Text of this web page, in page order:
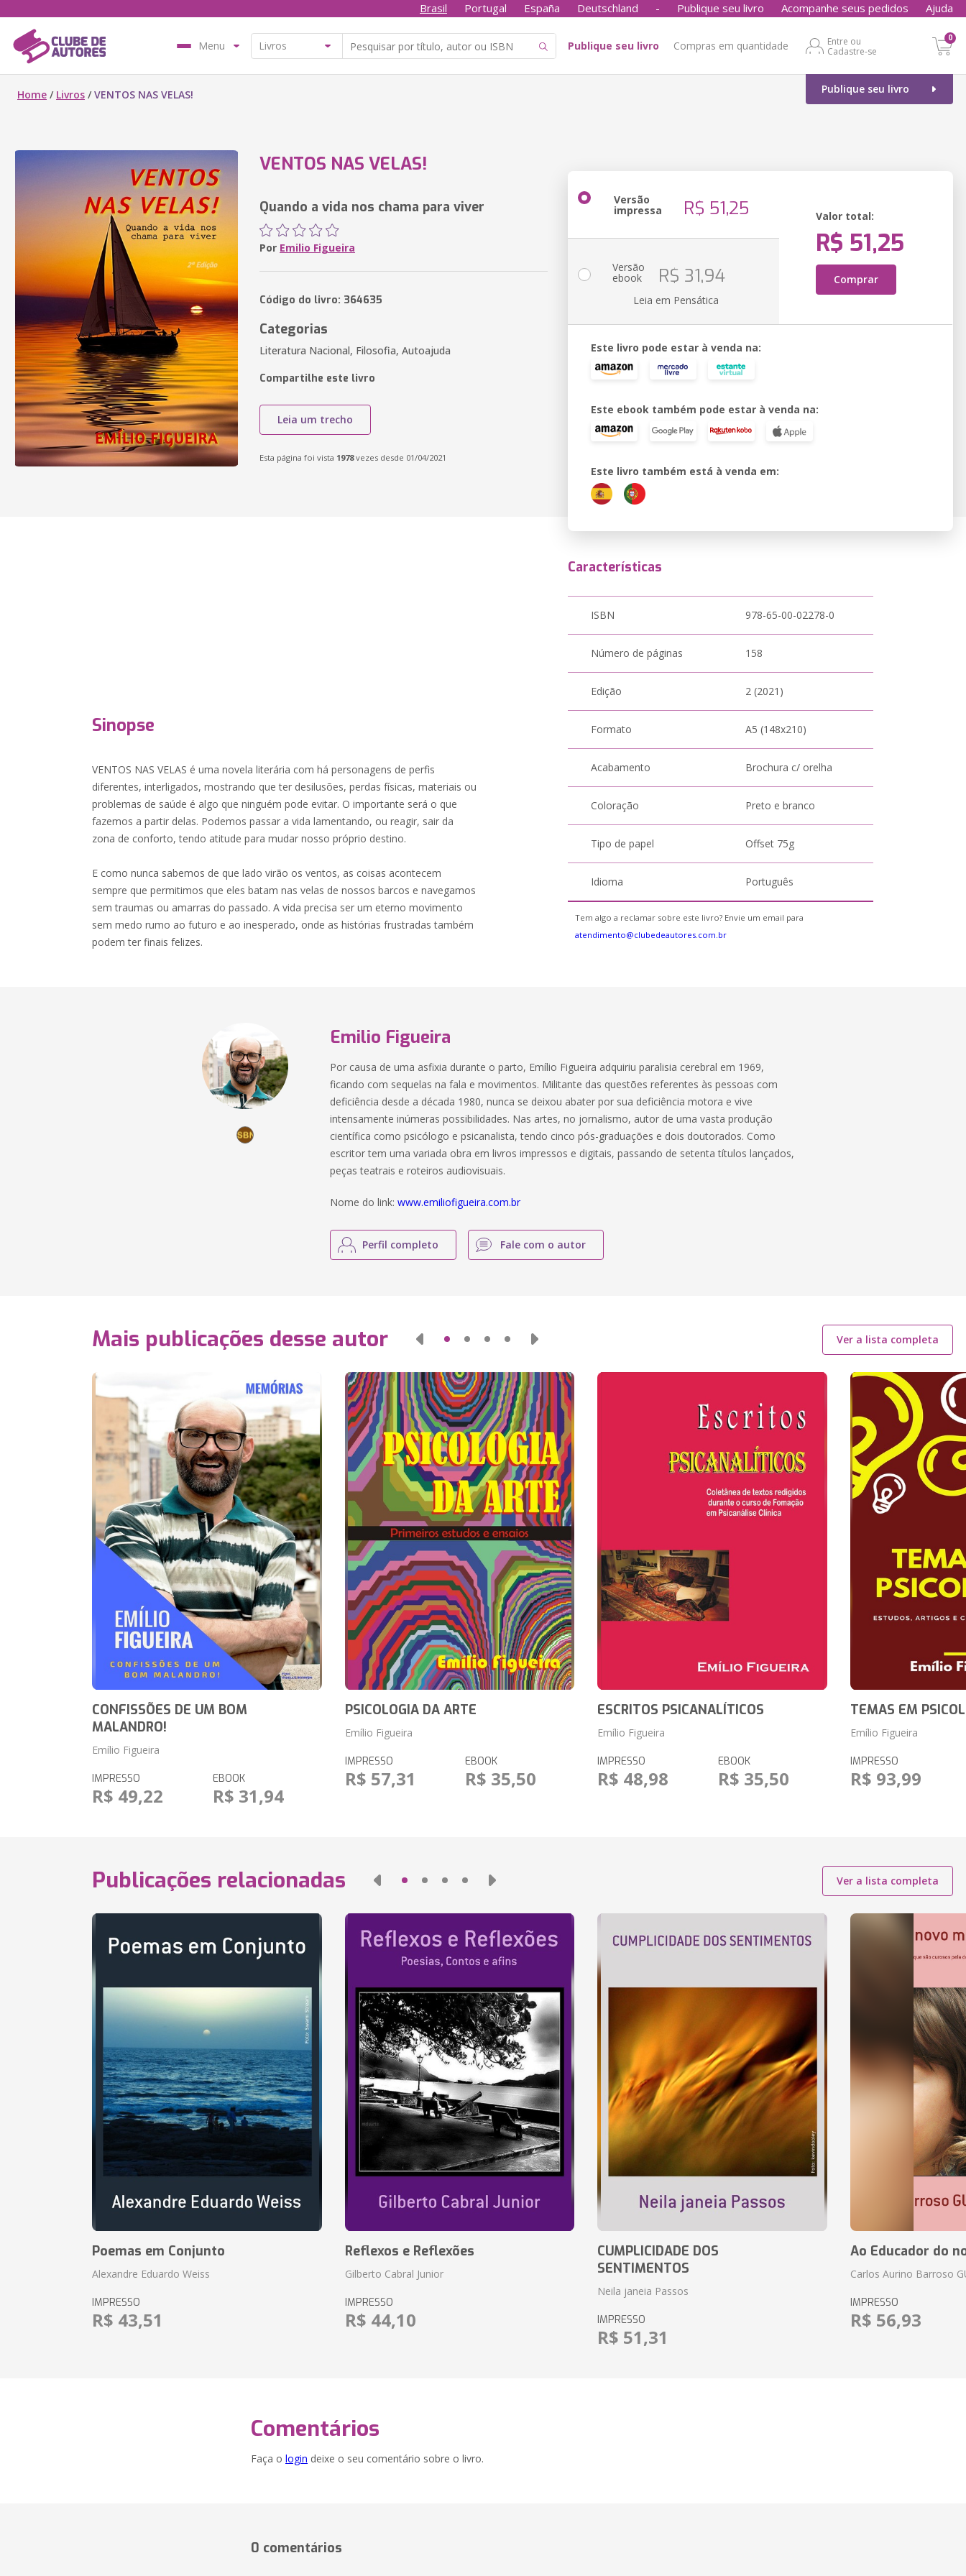
Brasil Portugal España Deutschland - Publique seu livro Acompanhe seus pedidos Ajuda
Menu Publique seu livro Compras em quantidade
Entre ou
Cadastre-se
0
Publique seu livro
Home / Livros /VENTOS NAS VELAS!
VENTOS NAS VELAS!
Quando a vida nos chama para viver
Por Emilio Figueira
Código do livro: 364635
Categorias
Literatura Nacional, Filosofia, Autoajuda
Compartilhe este livro
Leia um trecho
Esta página foi vista 1978vezes desde 01/04/2021
Versão
impressa R$ 51,25 Valor total:
R$ 51,25
Comprar
Versão
ebook R$ 31,94
Leia em Pensática
Este livro pode estar à venda na:
Este ebook também pode estar à venda na:
Este livro também está à venda em:
Sinopse
VENTOS NAS VELAS é uma novela literária com há personagens de perfis
diferentes, interligados, mostrando que ter desilusões, perdas físicas, materiais ou
problemas de saúde é algo que ninguém pode evitar. O importante será o que
fazemos a partir delas. Podemos passar a vida lamentando, ou reagir, sair da
zona de conforto, tendo atitude para mudar nosso próprio destino.
E como nunca sabemos de que lado virão os ventos, as coisas acontecem
sempre que permitimos que eles batam nas velas de nossos barcos e navegamos
sem traumas ou amarras do passado. A vida precisa ser um eterno movimento
sem medo rumo ao futuro e ao inesperado, onde as histórias frustradas também
podem ter finais felizes.
Características
ISBN 978-65-00-02278-0
Número de páginas 158
Edição 2 (2021)
Formato A5 (148x210)
Acabamento Brochura c/ orelha
Coloração Preto e branco
Tipo de papel Offset 75g
Idioma Português
Tem algo a reclamar sobre este livro? Envie um email para
atendimento@clubedeautores.com.br
Emilio Figueira
Por causa de uma asfixia durante o parto, Emílio Figueira adquiriu paralisia cerebral em 1969,
ficando com sequelas na fala e movimentos. Militante das questões referentes às pessoas com
deficiência desde a década 1980, nunca se deixou abater por sua deficiência motora e vive
intensamente inúmeras possibilidades. Nas artes, no jornalismo, autor de uma vasta produção
científica como psicólogo e psicanalista, tendo cinco pós-graduações e dois doutorados. Como
escritor tem uma variada obra em livros impressos e digitais, passando de setenta títulos lançados,
peças teatrais e roteiros audiovisuais.
Nome do link:www.emiliofigueira.com.br
Perfil completo Fale com o autor
Mais publicações desse autor Ver a lista completa
CONFISSÕES DE UM BOM
MALANDRO!
Emílio Figueira
IMPRESSO
R$ 49,22
EBOOK
R$ 31,94
PSICOLOGIA DA ARTE
Emílio Figueira
IMPRESSO
R$ 57,31
EBOOK
R$ 35,50
ESCRITOS PSICANALÍTICOS
Emílio Figueira
IMPRESSO
R$ 48,98
EBOOK
R$ 35,50
TEMAS EM
Emílio Figueira
IMPRESSO
R$ 93,99
Publicações relacionadas Ver a lista completa
Poemas em Conjunto
Alexandre Eduardo Weiss
IMPRESSO
R$ 43,51
Reflexos e Reflexões
Gilberto Cabral Junior
IMPRESSO
R$ 44,10
CUMPLICIDADE DOS
SENTIMENTOS
Neila janeia Passos
IMPRESSO
R$ 51,31
Ao Educador do
Carlos Aurino Barroso
IMPRESSO
R$ 56,93
Comentários
Faça o login deixe o seu comentário sobre o livro.
0 comentários